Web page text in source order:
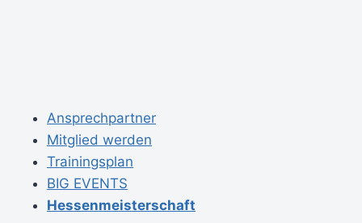
Ansprechpartner
Mitglied werden
Trainingsplan
BIG EVENTS
Hessenmeisterschaft